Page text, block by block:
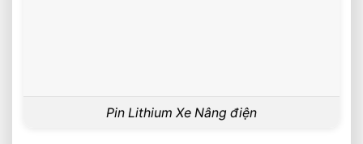
Pin Lithium Xe Nâng điện